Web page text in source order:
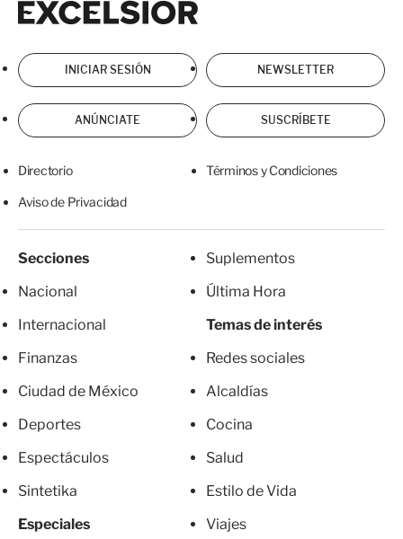
INICIAR SESIÓN NEWSLETTER
ANÚNCIATE SUSCRÍBETE
Directorio Términos y Condiciones
Aviso de Privacidad
Secciones
Nacional
Internacional
Finanzas
Ciudad de México
Deportes
Espectáculos
Sintetika
Especiales
Suplementos
Última Hora
Temas de interés
Redes sociales
Alcaldías
Cocina
Salud
Estilo de Vida
Viajes